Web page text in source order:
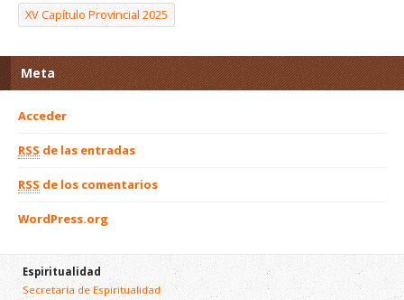
XV Capítulo Provincial 2025
Meta
Acceder
RSS de las entradas
RSS de los comentarios
WordPress.org
Espiritualidad
Secretaría de Espiritualidad